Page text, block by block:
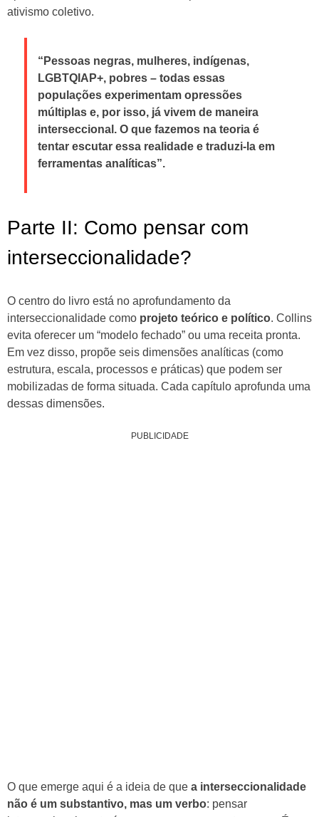
ativismo coletivo.
“Pessoas negras, mulheres, indígenas,
LGBTQIAP+, pobres – todas essas
populações experimentam opressões
múltiplas e, por isso, já vivem de maneira
interseccional. O que fazemos na teoria é
tentar escutar essa realidade e traduzi-la em
ferramentas analíticas”.
Parte II: Como pensar com
interseccionalidade?
O centro do livro está no aprofundamento da
interseccionalidade como projeto teórico e político. Collins
evita oferecer um “modelo fechado” ou uma receita pronta.
Em vez disso, propõe seis dimensões analíticas (como
estrutura, escala, processos e práticas) que podem ser
mobilizadas de forma situada. Cada capítulo aprofunda uma
dessas dimensões.
PUBLICIDADE
O que emerge aqui é a ideia de que a interseccionalidade
não é um substantivo, mas um verbo: pensar